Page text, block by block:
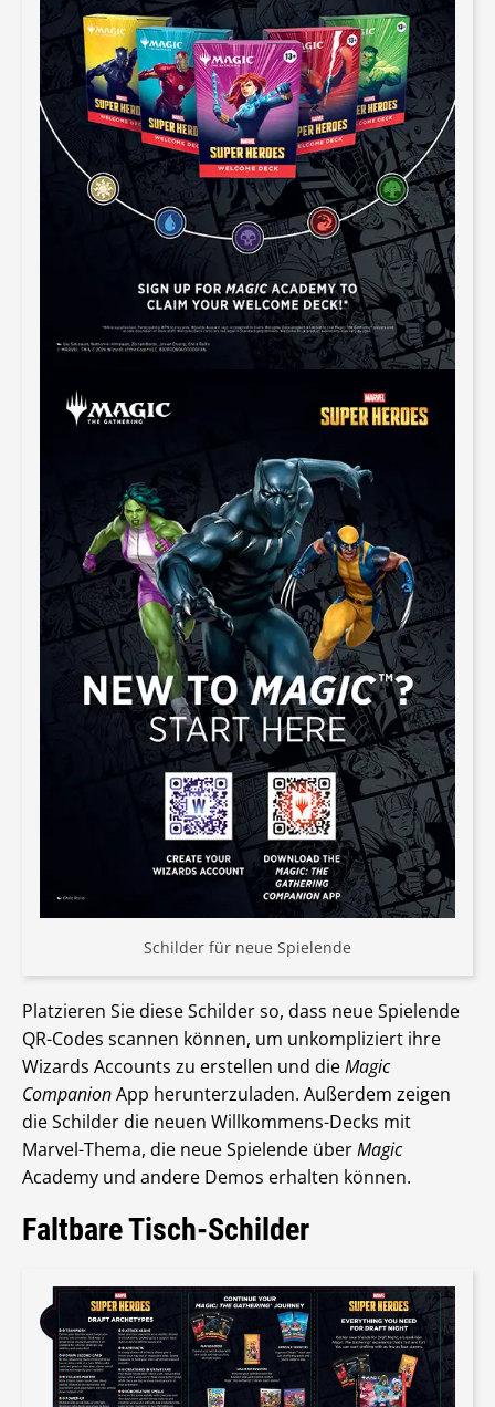
Schilder für neue Spielende
Platzieren Sie diese Schilder so, dass neue Spielende
QR-Codes scannen können, um unkompliziert ihre
Wizards Accounts zu erstellen und dieMagic
CompanionApp herunterzuladen. Außerdem zeigen
die Schilder die neuen Willkommens-Decks mit
Marvel-Thema, die neue Spielende überMagic
Academy und andere Demos erhalten können.
Faltbare Tisch-Schilder